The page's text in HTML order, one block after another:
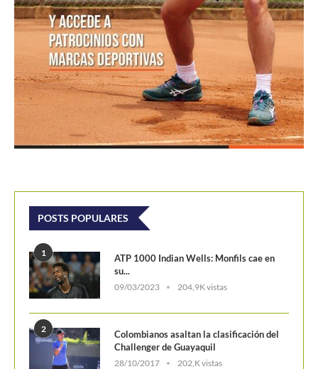
POSTS POPULARES
1
ATP 1000 Indian Wells: Monfils cae en
su...
09/03/2023 204,9K vistas
2
Colombianos asaltan la clasificación del
Challenger de Guayaquil
28/10/2017 202,K vistas